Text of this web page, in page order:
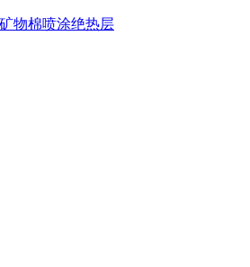
矿物棉喷涂绝热层